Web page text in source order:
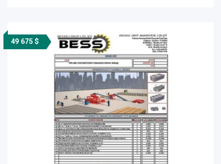
49 675 $